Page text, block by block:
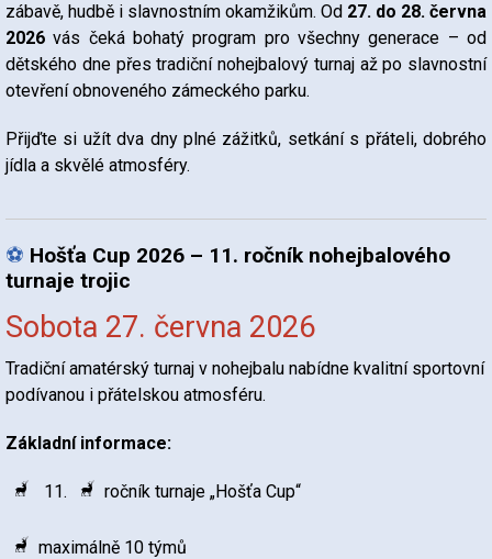
zábavě, hudbě i slavnostním okamžikům. Od 27. do 28. června
2026 vás čeká bohatý program pro všechny generace – od
dětského dne přes tradiční nohejbalový turnaj až po slavnostní
otevření obnoveného zámeckého parku.
Přijďte si užít dva dny plné zážitků, setkání s přáteli, dobrého
jídla a skvělé atmosféry.
⚽ Hošťa Cup 2026 – 11. ročník nohejbalového
turnaje trojic
Sobota 27. června 2026
Tradiční amatérský turnaj v nohejbalu nabídne kvalitní sportovní
podívanou i přátelskou atmosféru.
Základní informace:
ročník turnaje „Hošťa Cup“
maximálně 10 týmů